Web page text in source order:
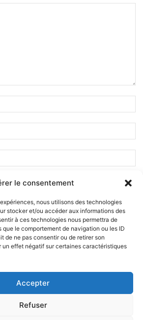
le consentement
nous utilisons des technologies
stocker et/ou accéder aux informations des
à ces technologies nous permettra de
que le comportement de navigation ou les ID
de ne pas consentir ou de retirer son
effet négatif sur certaines caractéristiques
Accepter
Refuser
ABOUT US
FOLLOW US